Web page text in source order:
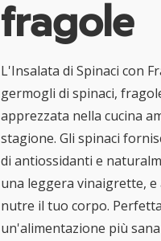
fragole
L'Insalata di Spinaci con
germogli di spinaci,
apprezzata nella cucina
stagione. Gli spinaci
di antiossidanti e
una leggera vinaigrette,
nutre il tuo corpo.
un'alimentazione più